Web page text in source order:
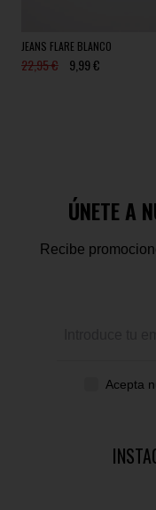
JEANS FLARE BLANCO
22,95 € 9,99 €
ÚNETE A
Recibe
Acepta